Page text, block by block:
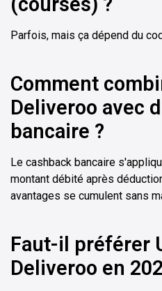
Parfois, mais ça dépend du
Comment
Deliveroo avec
bancaire ?
Le cashback bancaire
montant débité après
avantages se cumulent sans
Faut-il préférer
Deliveroo en